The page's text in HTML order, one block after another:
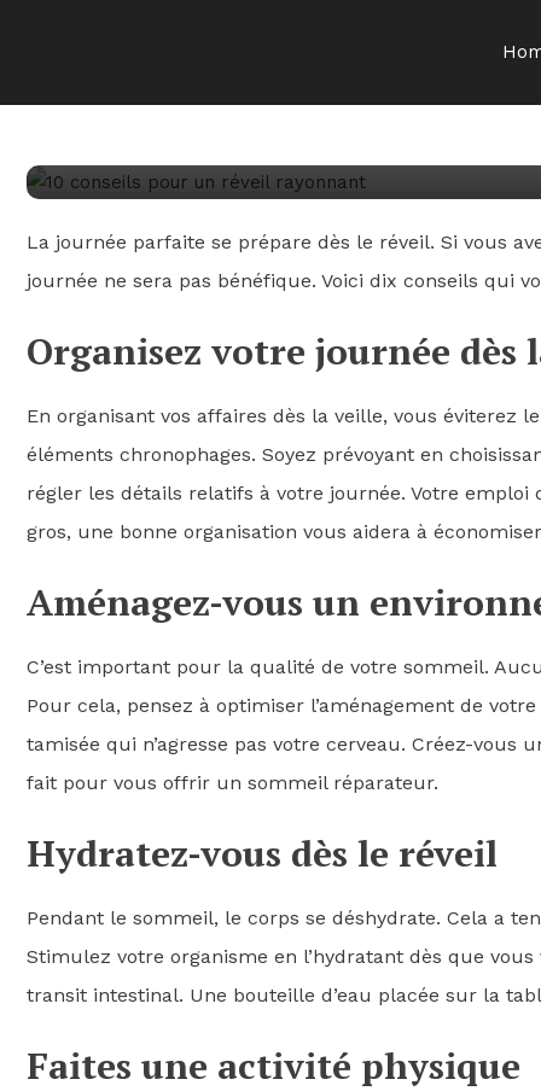
La journée parfaite se prépare dès le réveil. Si vous
journée ne sera pas bénéfique. Voici dix conseils qui
Organisez votre journée dès
En organisant vos affaires dès la veille, vous éviterez
éléments chronophages. Soyez prévoyant en
régler les détails relatifs à votre journée. Votre
gros, une bonne organisation vous aidera à
Aménagez-vous un
C’est important pour la qualité de votre sommeil.
Pour cela, pensez à optimiser l’aménagement de
tamisée qui n’agresse pas votre cerveau. Créez-
fait pour vous offrir un sommeil réparateur.
Hydratez-vous dès le réveil
Pendant le sommeil, le corps se déshydrate. Cela a
Stimulez votre organisme en l’hydratant dès que
transit intestinal. Une bouteille d’eau placée sur la
Faites une activité physique